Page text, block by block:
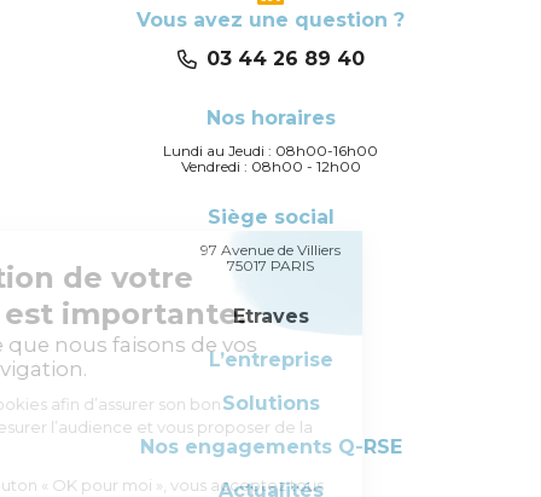
Vous avez une question ?
03 44 26 89 40
Nos horaires
Lundi au Jeudi : 08h00-16h00
Vendredi : 08h00 - 12h00
Siège social
97 Avenue de Villiers
75017 PARIS
Etraves
L’entreprise
Solutions
Nos engagements Q-RSE
Actualités